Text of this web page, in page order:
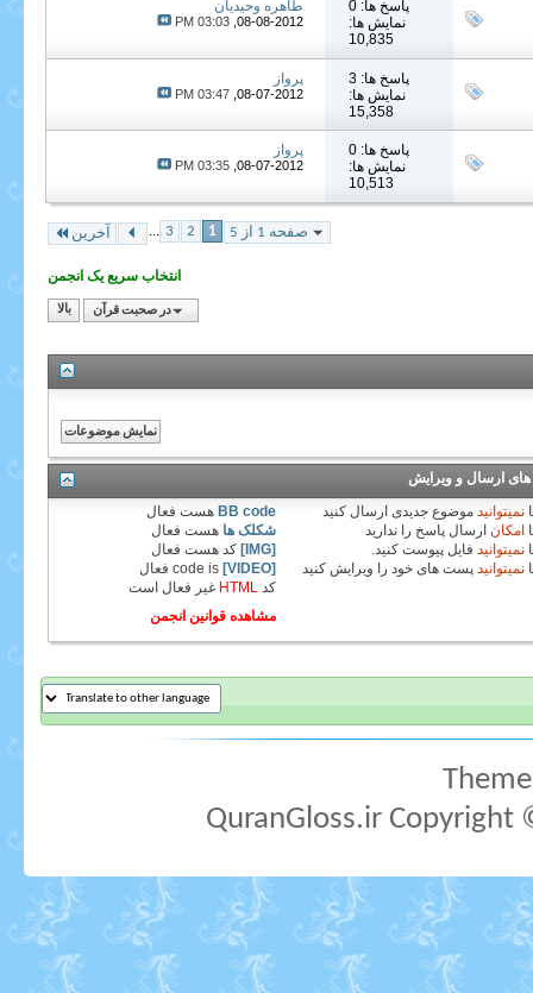
پاسخ ها: 0
نمایش ها:
10,835
طاهره وحیدیان
08-08-2012,
03:03 PM
پاسخ ها: 3
نمایش ها:
15,358
پرواز
08-07-2012,
03:47 PM
پاسخ ها: 0
نمایش ها:
10,513
پرواز
08-07-2012,
03:35 PM
صفحه 1 از 5 1
2
3 آخرین
انتخاب سریع یک انجمن
در صحبت قرآن بالا
ارسال و ویرایش
نمیتوانید موضوع جدیدی ارسال کنید
امکان ارسال پاسخ را ندارید
نمیتوانید فایل پیوست کنید.
نمیتوانید پست های خود را ویرایش کنید
BB code هست فعال
شکلک ها هست فعال
[IMG]
کد هست فعال
[VIDEO]
code is
فعال
کد
HTML غیر فعال است
مشاهده قوانین انجمن
QuranGloss.ir Copyright